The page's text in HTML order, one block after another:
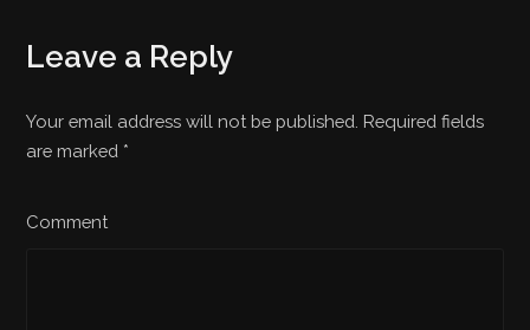
Leave a Reply
Your email address will not be published. Required fields
are marked *
Comment